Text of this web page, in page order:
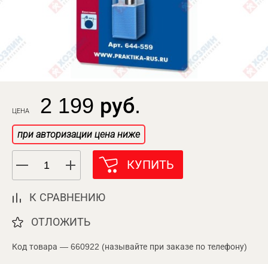
ЦЕНА 2 199 руб.
при авторизации цена ниже
КУПИТЬ
К СРАВНЕНИЮ
ОТЛОЖИТЬ
Код товара — 660922 (называйте при заказе по телефону)